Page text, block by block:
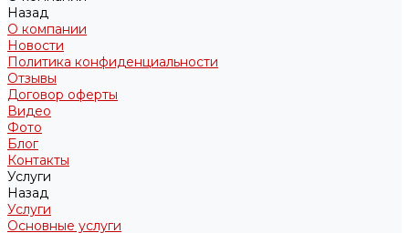
Назад
О компании
Новости
Политика конфиденциальности
Отзывы
Договор оферты
Видео
Фото
Блог
Контакты
Услуги
Назад
Услуги
Основные услуги